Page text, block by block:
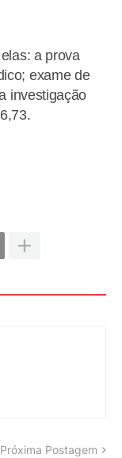
a prova
exame de
investigação
Próxima Postagem